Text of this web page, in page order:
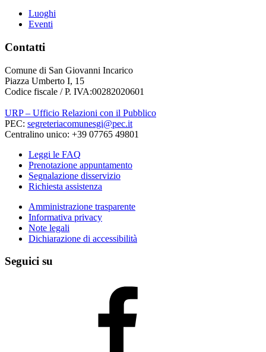
Luoghi
Eventi
Contatti
Comune di San Giovanni Incarico
Piazza Umberto I, 15
Codice fiscale / P. IVA:00282020601
URP – Ufficio Relazioni con il Pubblico
PEC: segreteriacomunesgi@pec.it
Centralino unico: +39 07765 49801
Leggi le FAQ
Prenotazione appuntamento
Segnalazione disservizio
Richiesta assistenza
Amministrazione trasparente
Informativa privacy
Note legali
Dichiarazione di accessibilità
Seguici su